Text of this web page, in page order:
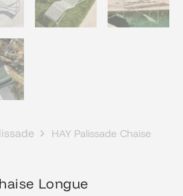
HAY Palissade Chaise
Longue